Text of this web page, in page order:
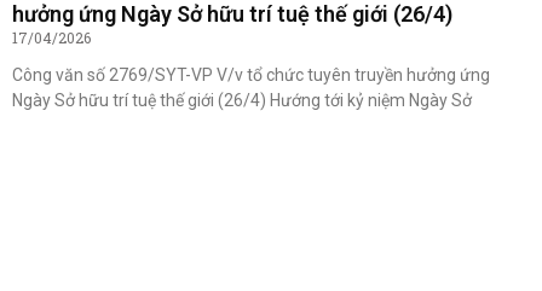
hưởng ứng Ngày Sở hữu trí tuệ thế giới (26/4)
17/04/2026
Công văn số 2769/SYT-VP V/v tổ chức tuyên truyền hưởng ứng
Ngày Sở hữu trí tuệ thế giới (26/4) Hướng tới kỷ niệm Ngày Sở